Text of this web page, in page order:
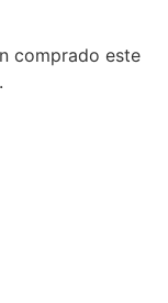
comprado este